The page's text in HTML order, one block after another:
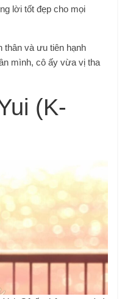
lời tốt đẹp cho mọi
thân và ưu tiên hạnh
mình, cô ấy vừa vị tha
(K-